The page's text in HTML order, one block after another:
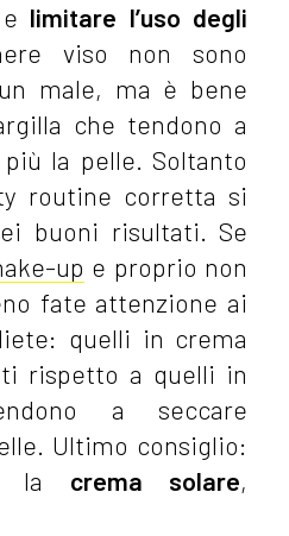
limitare l’uso degli
viso non sono
male, ma è bene
che tendono a
la pelle. Soltanto
routine corretta si
buoni risultati. Se
up e proprio non
fate attenzione ai
quelli in crema
rispetto a quelli in
a seccare
Ultimo consiglio:
la crema solare,